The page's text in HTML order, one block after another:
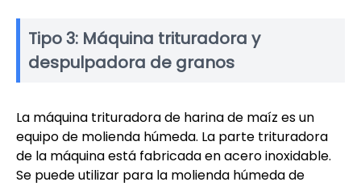
Tipo 3: Máquina trituradora y
despulpadora de granos
La máquina trituradora de harina de maíz es un
equipo de molienda húmeda. La parte trituradora
de la máquina está fabricada en acero inoxidable.
Se puede utilizar para la molienda húmeda de